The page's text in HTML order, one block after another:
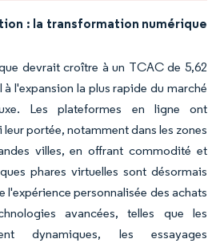
: la transformation numérique
devrait croître à un TCAC de 5,62
à l'expansion la plus rapide du marché
Les plateformes en ligne ont
portée, notamment dans les zones
villes, en offrant commodité et
phares virtuelles sont désormais
l'expérience personnalisée des achats
avancées, telles que les
dynamiques, les essayages